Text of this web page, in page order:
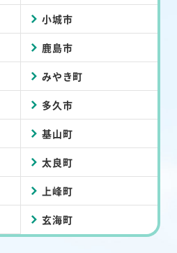
小城市
鹿島市
みやき町
多久市
基山町
太良町
上峰町
玄海町